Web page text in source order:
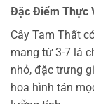
Đặc Điểm Thực
Cây Tam Thất
mang từ 3-7 lá
nhỏ, đặc trưng
hoa hình tán